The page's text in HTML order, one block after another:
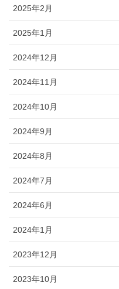
2025年2月
2025年1月
2024年12月
2024年11月
2024年10月
2024年9月
2024年8月
2024年7月
2024年6月
2024年1月
2023年12月
2023年10月